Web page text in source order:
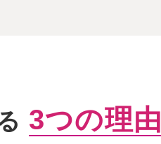
3つの理由